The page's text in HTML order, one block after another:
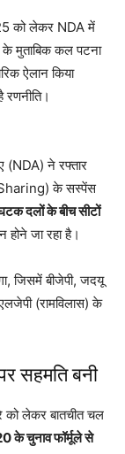
को लेकर NDA में
मुताबिक कल पटना
ऐलान किया
(NDA) ने रफ्तार
के सस्पेंस
दलों के बीच सीटों
जा रहा है।
जिसमें बीजेपी, जदयू
(रामविलास) के
सहमति बनी
को लेकर बातचीत चल
के चुनाव फॉर्मूले से